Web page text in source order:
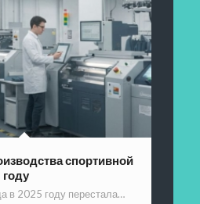
спортивной
в 2025 году перестала…